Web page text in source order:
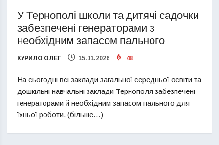
У Тернополі школи та дитячі садочки
забезпечені генераторами з
необхідним запасом пального
КУРИЛО ОЛЕГ 15.01.2026 48
На сьогодні всі заклади загальної середньої освіти та
дошкільні навчальні заклади Тернополя забезпечені
генераторами й необхідним запасом пального для
їхньої роботи. (більше…)